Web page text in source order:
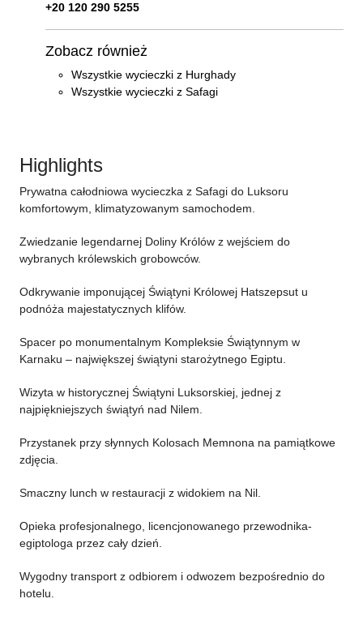
+20 120 290 5255
Zobacz również
Wszystkie wycieczki z Hurghady
Wszystkie wycieczki z Safagi
Highlights
Prywatna całodniowa wycieczka z Safagi do Luksoru
komfortowym, klimatyzowanym samochodem.
Zwiedzanie legendarnej Doliny Królów z wejściem do
wybranych królewskich grobowców.
Odkrywanie imponującej Świątyni Królowej Hatszepsut u
podnóża majestatycznych klifów.
Spacer po monumentalnym Kompleksie Świątynnym w
Karnaku – największej świątyni starożytnego Egiptu.
Wizyta w historycznej Świątyni Luksorskiej, jednej z
najpiękniejszych świątyń nad Nilem.
Przystanek przy słynnych Kolosach Memnona na pamiątkowe
zdjęcia.
Smaczny lunch w restauracji z widokiem na Nil.
Opieka profesjonalnego, licencjonowanego przewodnika-
egiptologa przez cały dzień.
Wygodny transport z odbiorem i odwozem bezpośrednio do
hotelu.